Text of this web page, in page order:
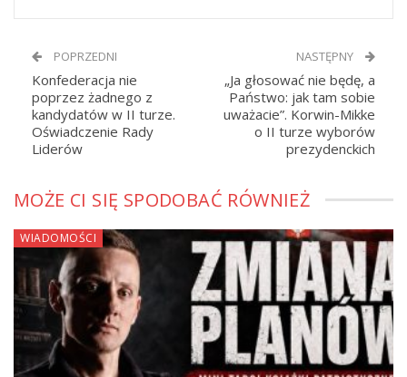
POPRZEDNI
Konfederacja nie
poprzez żadnego z
kandydatów w II turze.
Oświadczenie Rady
Liderów
NASTĘPNY
„Ja głosować nie będę, a
Państwo: jak tam sobie
uważacie”. Korwin-Mikke
o II turze wyborów
prezydenckich
MOŻE CI SIĘ SPODOBAĆ RÓWNIEŻ
WIADOMOŚCI